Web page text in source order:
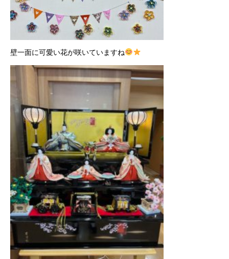
壁一面に可愛い花が咲いていますね